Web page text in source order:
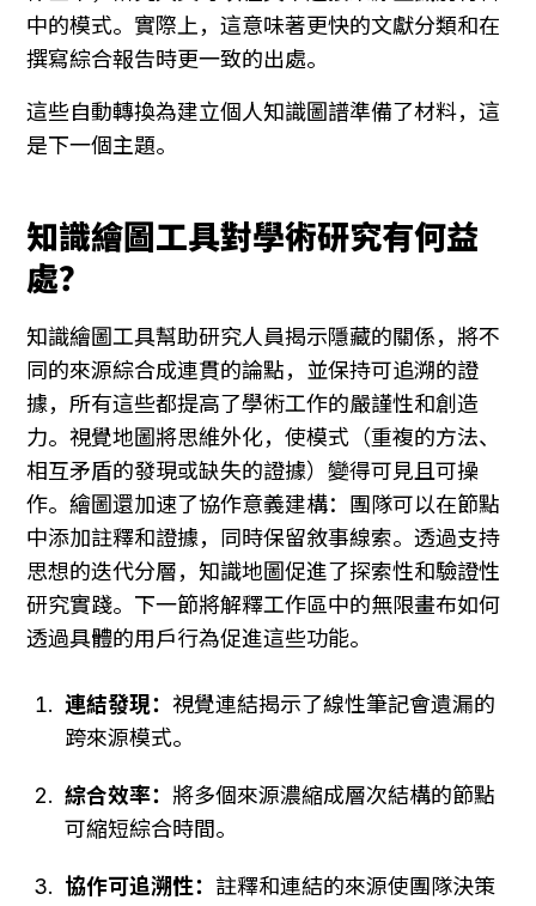
中的模式。實際上，這意味著更快的文獻分類和在
撰寫綜合報告時更一致的出處。
這些自動轉換為建立個人知識圖譜準備了材料，這
是下一個主題。
知識繪圖工具對學術研究有何益
處？
知識繪圖工具幫助研究人員揭示隱藏的關係，將不
同的來源綜合成連貫的論點，並保持可追溯的證
據，所有這些都提高了學術工作的嚴謹性和創造
力。視覺地圖將思維外化，使模式（重複的方法、
相互矛盾的發現或缺失的證據）變得可見且可操
作。繪圖還加速了協作意義建構：團隊可以在節點
中添加註釋和證據，同時保留敘事線索。透過支持
思想的迭代分層，知識地圖促進了探索性和驗證性
研究實踐。下一節將解釋工作區中的無限畫布如何
透過具體的用戶行為促進這些功能。
連結發現：視覺連結揭示了線性筆記會遺漏的
跨來源模式。
綜合效率：將多個來源濃縮成層次結構的節點
可縮短綜合時間。
協作可追溯性： 註釋和連結的來源使團隊決策